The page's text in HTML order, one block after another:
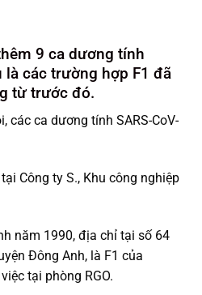
9 ca dương tính
là các trường hợp F1 đã
từ trước đó.
các ca dương tính SARS-CoV-
Công ty S., Khu công nghiệp
năm 1990, địa chỉ tại số 64
Đông Anh, là F1 của
tại phòng RGO.